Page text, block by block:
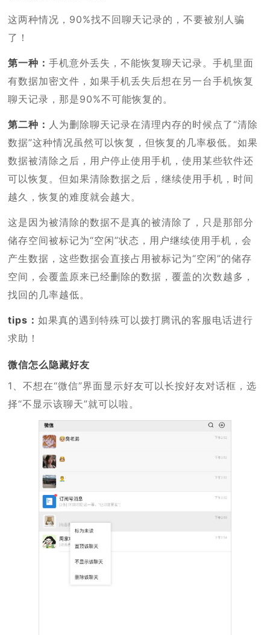
这两种情况，90%找不回聊天记录的，不要被别人骗
了！
第一种：手机意外丢失，不能恢复聊天记录。手机里面
有数据加密文件，如果手机丢失后想在另一台手机恢复
聊天记录，那是90%不可能恢复的。
第二种： 人为删除聊天记录在清理内存的时候点了“清除
数据”这种情况虽然可以恢复，但恢复的几率极低。如果
数据被清除之后，用户停止使用手机，使用某些软件还
可以恢复。但如果清除数据之后，继续使用手机，时间
越久，恢复的难度就会越大。
这是因为被清除的数据不是真的被清除了，只是那部分
储存空间被标记为“空闲”状态，用户继续使用手机，会
产生数据，这些数据会直接占用被标记为“空闲”的储存
空间，会覆盖原来已经删除的数据，覆盖的次数越多，
找回的几率越低。
tips：如果真的遇到特殊可以拨打腾讯的客服电话进行
求助！
微信怎么隐藏好友
1、不想在“微信”界面显示好友可以长按好友对话框，选
择“不显示该聊天”就可以啦。